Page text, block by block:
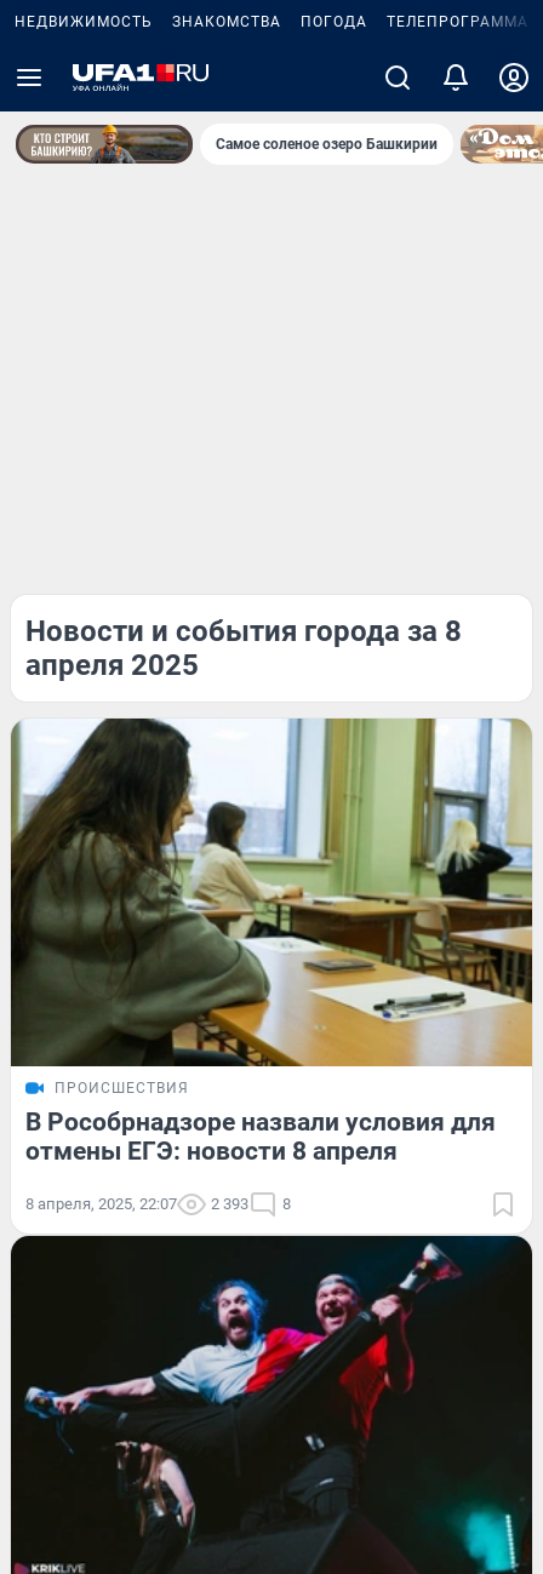
НЕДВИЖИМОСТЬ ЗНАКОМСТВА ПОГОДА ТЕЛЕПРОГРАММА
Самое соленое озеро Башкирии
Новости и события города за 8
апреля 2025
ПРОИСШЕСТВИЯ
В Рособрнадзоре назвали условия для
отмены ЕГЭ: новости 8 апреля
8 апреля, 2025, 22:07 2 393 8